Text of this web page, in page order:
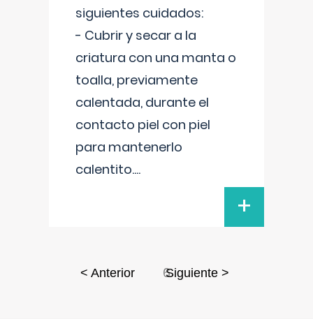
siguientes cuidados:
- Cubrir y secar a la
criatura con una manta o
toalla, previamente
calentada, durante el
contacto piel con piel
para mantenerlo
calentito....
+
< Anterior 6Siguiente >